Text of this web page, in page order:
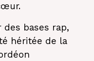
bases rap,
héritée de la